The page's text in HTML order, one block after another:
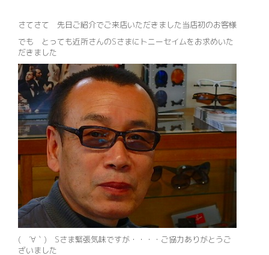
さてさて 先日ご紹介でご来店いただきました当店初のお客様
でも とっても近所さんのSさまにトニーセイムをお求めいた
だきました
( ´∀｀) Sさま緊張気味ですが・・・・ご協力ありがとうご
ざいました